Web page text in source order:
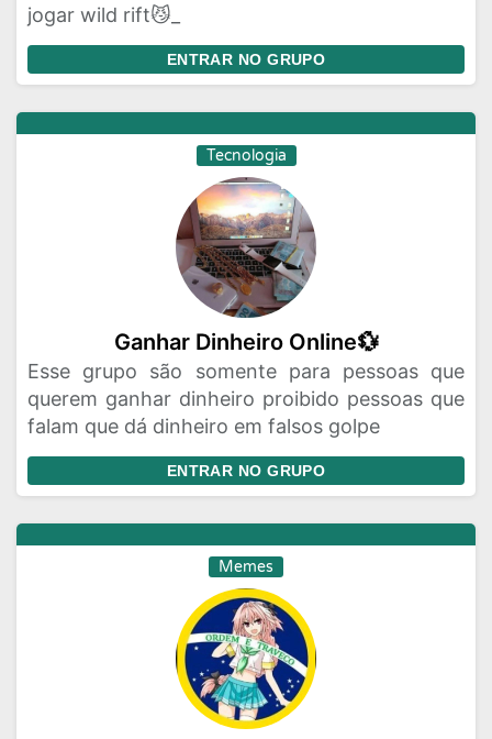
jogar wild rift😼_
ENTRAR NO GRUPO
Tecnologia
Ganhar Dinheiro Online💱
Esse grupo são somente para pessoas que
querem ganhar dinheiro proibido pessoas que
falam que dá dinheiro em falsos golpe
ENTRAR NO GRUPO
Memes